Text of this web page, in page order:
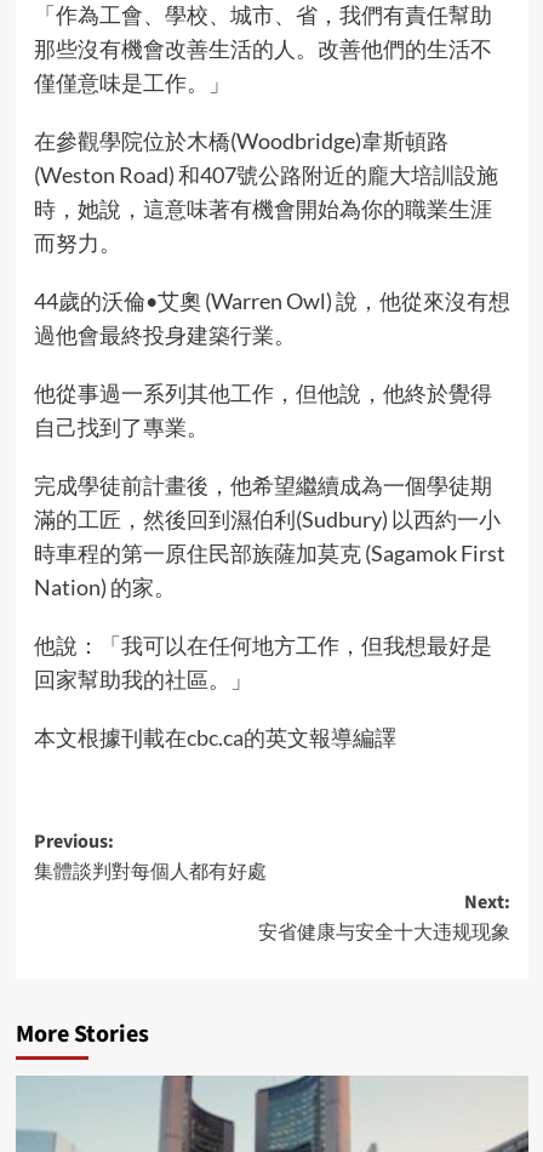
「作為工會、學校、城市、省，我們有責任幫助
那些沒有機會改善生活的人。改善他們的生活不
僅僅意味是工作。」
在參觀學院位於木橋(Woodbridge)韋斯頓路
(Weston Road) 和407號公路附近的龐大培訓設施
時，她說，這意味著有機會開始為你的職業生涯
而努力。
44歲的沃倫•艾奧 (Warren Owl) 說，他從來沒有想
過他會最終投身建築行業。
他從事過一系列其他工作，但他說，他終於覺得
自己找到了專業。
完成學徒前計畫後，他希望繼續成為一個學徒期
滿的工匠，然後回到濕伯利(Sudbury) 以西約一小
時車程的第一原住民部族薩加莫克 (Sagamok First
Nation) 的家。
他說：「我可以在任何地方工作，但我想最好是
回家幫助我的社區。」
本文根據刊載在cbc.ca的英文報導編譯
Post
navigation
Previous:
集體談判對每個人都有好處
Next:
安省健康与安全十大违规现象
More Stories